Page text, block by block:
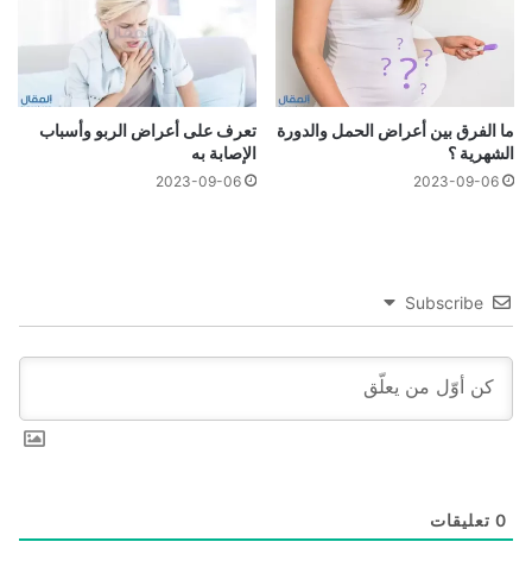
ما الفرق بين أعراض الحمل والدورة
الشهرية ؟
2023-09-06
تعرف على أعراض الربو وأسباب
الإصابة به
2023-09-06
Subscribe
0 تعليقات